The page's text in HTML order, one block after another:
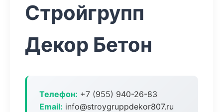
Стройгрупп
Декор Бетон
Телефон: +7 (955) 940-26-83
Email: info@stroygruppdekor807.ru